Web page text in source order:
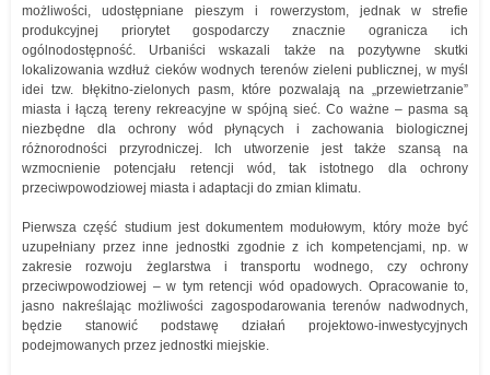
możliwości, udostępniane pieszym i rowerzystom, jednak w strefie
produkcyjnej priorytet gospodarczy znacznie ogranicza ich
ogólnodostępność. Urbaniści wskazali także na pozytywne skutki
lokalizowania wzdłuż cieków wodnych terenów zieleni publicznej, w myśl
idei tzw. błękitno-zielonych pasm, które pozwalają na „przewietrzanie”
miasta i łączą tereny rekreacyjne w spójną sieć. Co ważne – pasma są
niezbędne dla ochrony wód płynących i zachowania biologicznej
różnorodności przyrodniczej. Ich utworzenie jest także szansą na
wzmocnienie potencjału retencji wód, tak istotnego dla ochrony
przeciwpowodziowej miasta i adaptacji do zmian klimatu.
Pierwsza część studium jest dokumentem modułowym, który może być
uzupełniany przez inne jednostki zgodnie z ich kompetencjami, np. w
zakresie rozwoju żeglarstwa i transportu wodnego, czy ochrony
przeciwpowodziowej – w tym retencji wód opadowych. Opracowanie to,
jasno nakreślając możliwości zagospodarowania terenów nadwodnych,
będzie stanowić podstawę działań projektowo-inwestycyjnych
podejmowanych przez jednostki miejskie.